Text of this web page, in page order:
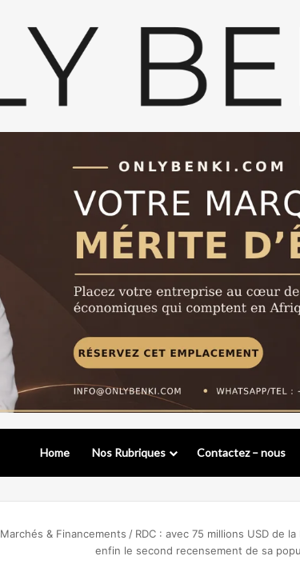
Home Nos Rubriques Contactez – nous
Marchés & Financements / RDC : avec 75 millions USD de
enfin le second recensement de sa